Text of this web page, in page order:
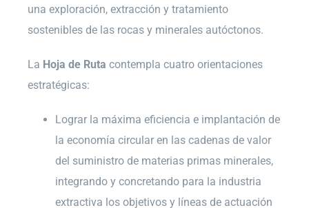
una exploración, extracción y tratamiento
sostenibles de las rocas y minerales autóctonos.
La Hoja de Ruta contempla cuatro orientaciones
estratégicas:
Lograr la máxima eficiencia e implantación de
la economía circular en las cadenas de valor
del suministro de materias primas minerales,
integrando y concretando para la industria
extractiva los objetivos y líneas de actuación